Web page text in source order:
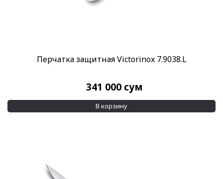
Перчатка защитная Victorinox 7.9038.L
341 000 сум
В корзину